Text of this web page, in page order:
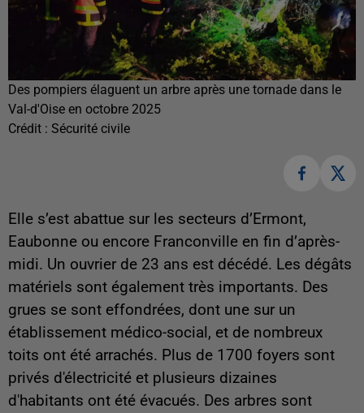
Des pompiers élaguent un arbre après une tornade dans le
Val-d'Oise en octobre 2025
Crédit : Sécurité civile
Elle s’est abattue sur les secteurs d’Ermont,
Eaubonne ou encore Franconville en fin d’après-
midi. Un ouvrier de 23 ans est décédé. Les dégâts
matériels sont également très importants. Des
grues se sont effondrées, dont une sur un
établissement médico-social, et de nombreux
toits ont été arrachés. Plus de 1700 foyers sont
privés d'électricité et plusieurs dizaines
d'habitants ont été évacués. Des arbres sont